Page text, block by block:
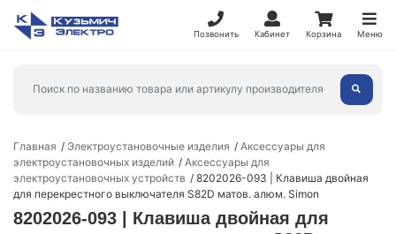
Позвонить Кабинет Корзина Меню
Главная Электроустановочные изделия
Аксессуары для
электроустановочных изделий
Аксессуары для
электроустановочных устройств
8202026-093 | Клавиша двойная
для перекрестного выключателя S82D матов. алюм. Simon
8202026-093 | Клавиша двойная для